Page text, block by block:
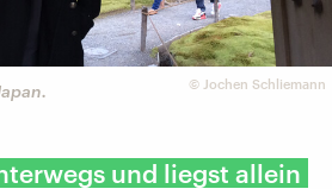
© Jochen Schliemann
und liegst allein